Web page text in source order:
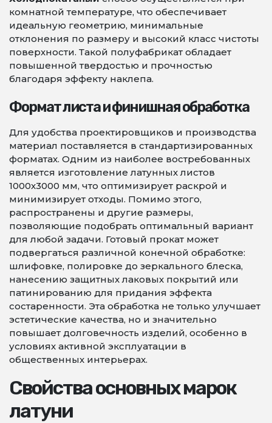
комнатной температуре, что обеспечивает
идеальную геометрию, минимальные
отклонения по размеру и высокий класс чистоты
поверхности. Такой полуфабрикат обладает
повышенной твердостью и прочностью
благодаря эффекту наклепа.
Формат листа и финишная обработка
Для удобства проектировщиков и производства
материал поставляется в стандартизированных
форматах. Одним из наиболее востребованных
является изготовление латунных листов
1000х3000 мм, что оптимизирует раскрой и
минимизирует отходы. Помимо этого,
распространены и другие размеры,
позволяющие подобрать оптимальный вариант
для любой задачи. Готовый прокат может
подвергаться различной конечной обработке:
шлифовке, полировке до зеркального блеска,
нанесению защитных лаковых покрытий или
патинированию для придания эффекта
состаренности. Эта обработка не только улучшает
эстетические качества, но и значительно
повышает долговечность изделий, особенно в
условиях активной эксплуатации в
общественных интерьерах.
Свойства основных марок
латуни